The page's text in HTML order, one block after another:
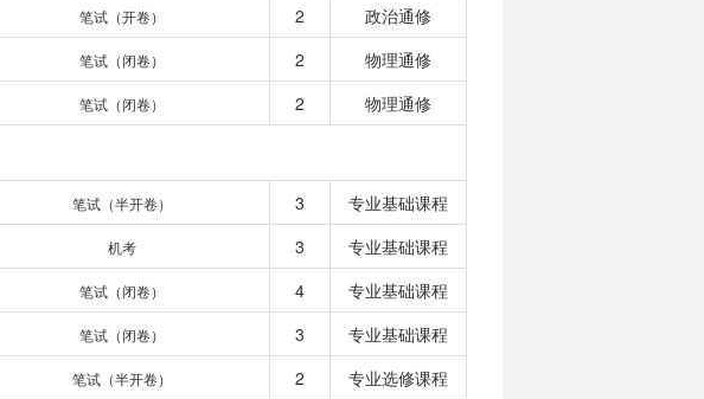
笔试（开卷） 2
政治通修
笔试（闭卷） 2
物理通修
笔试（闭卷） 2 物理通修
笔试（半开卷） 3
专业基础课程
机考 3
专业基础课程
笔试（闭卷） 4
专业基础课程
笔试（闭卷） 3
专业基础课程
笔试（半开卷） 2
专业选修课程